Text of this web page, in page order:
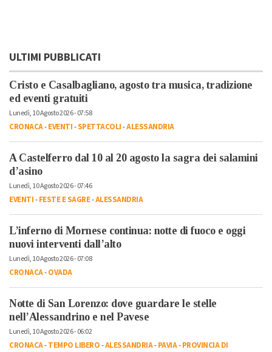
ULTIMI PUBBLICATI
Cristo e Casalbagliano, agosto tra musica, tradizione
ed eventi gratuiti
Lunedì, 10 Agosto 2026 - 07:58
CRONACA-EVENTI-SPETTACOLI-ALESSANDRIA
A Castelferro dal 10 al 20 agosto la sagra dei salamini
d’asino
Lunedì, 10 Agosto 2026 - 07:46
EVENTI-FESTE E SAGRE-ALESSANDRIA
L’inferno di Mornese continua: notte di fuoco e oggi
nuovi interventi dall’alto
Lunedì, 10 Agosto 2026 - 07:08
CRONACA-OVADA
Notte di San Lorenzo: dove guardare le stelle
nell’Alessandrino e nel Pavese
Lunedì, 10 Agosto 2026 - 06:02
CRONACA-TEMPO LIBERO-ALESSANDRIA-PAVIA-PROVINCIA DI